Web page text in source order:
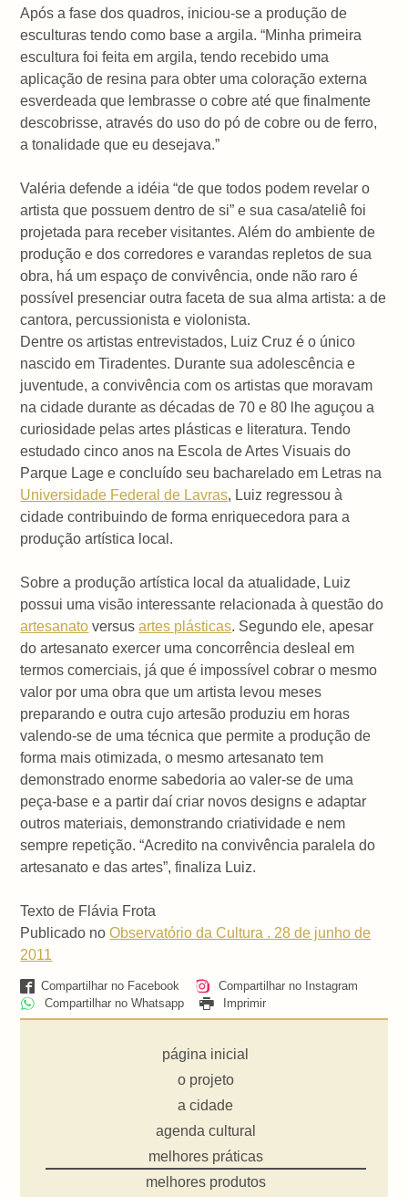
Após a fase dos quadros, iniciou-se a produção de
esculturas tendo como base a argila. “Minha primeira
escultura foi feita em argila, tendo recebido uma
aplicação de resina para obter uma coloração externa
esverdeada que lembrasse o cobre até que finalmente
descobrisse, através do uso do pó de cobre ou de ferro,
a tonalidade que eu desejava.”
Valéria defende a idéia “de que todos podem revelar o
artista que possuem dentro de si” e sua casa/ateliê foi
projetada para receber visitantes. Além do ambiente de
produção e dos corredores e varandas repletos de sua
obra, há um espaço de convivência, onde não raro é
possível presenciar outra faceta de sua alma artista: a de
cantora, percussionista e violonista.
Dentre os artistas entrevistados, Luiz Cruz é o único
nascido em Tiradentes. Durante sua adolescência e
juventude, a convivência com os artistas que moravam
na cidade durante as décadas de 70 e 80 lhe aguçou a
curiosidade pelas artes plásticas e literatura. Tendo
estudado cinco anos na Escola de Artes Visuais do
Parque Lage e concluído seu bacharelado em Letras na
Universidade Federal de Lavras, Luiz regressou à
cidade contribuindo de forma enriquecedora para a
produção artística local.
Sobre a produção artística local da atualidade, Luiz
possui uma visão interessante relacionada à questão do
artesanato versusartes plásticas. Segundo ele, apesar
do artesanato exercer uma concorrência desleal em
termos comerciais, já que é impossível cobrar o mesmo
valor por uma obra que um artista levou meses
preparando e outra cujo artesão produziu em horas
valendo-se de uma técnica que permite a produção de
forma mais otimizada, o mesmo artesanato tem
demonstrado enorme sabedoria ao valer-se de uma
peça-base e a partir daí criar novos designs e adaptar
outros materiais, demonstrando criatividade e nem
sempre repetição. “Acredito na convivência paralela do
artesanato e das artes”, finaliza Luiz.
Texto de Flávia Frota
Publicado noObservatório da Cultura . 28 de junho de
2011
Compartilhar no Facebook
Compartilhar no Instagram
Compartilhar no Whatsapp
Imprimir
página inicial
o projeto
a cidade
agenda cultural
melhores práticas
melhores produtos